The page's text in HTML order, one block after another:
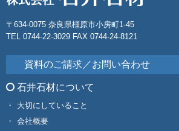
〒634-0075 奈良県橿原市小房町1-45
TEL 0744-22-3029 FAX 0744-24-8121
資料のご請求／お問い合わせ
石井石材について
大切にしていること
会社概要